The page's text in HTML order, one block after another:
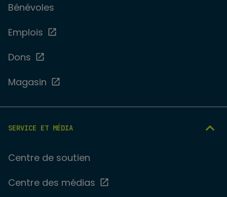
Bénévoles
Emplois
Dons
Magasin
SERVICE ET MÉDIA
Centre de soutien
Centre des médias